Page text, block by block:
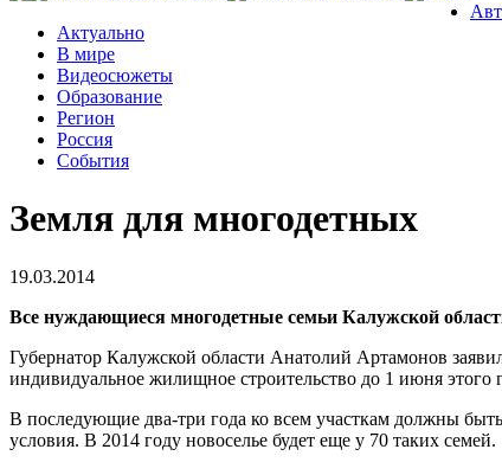
Актуально
В мире
Видеосюжеты
Образование
Регион
Россия
События
Земля для многодетных
19.03.2014
Все нуждающиеся многодетные семьи Калужской
Губернатор Калужской области Анатолий Артамонов
индивидуальное жилищное строительство до 1 июня этого
В последующие два-­три года ко всем участкам должны
условия. В 2014 году новоселье будет еще у 70 таких семей.